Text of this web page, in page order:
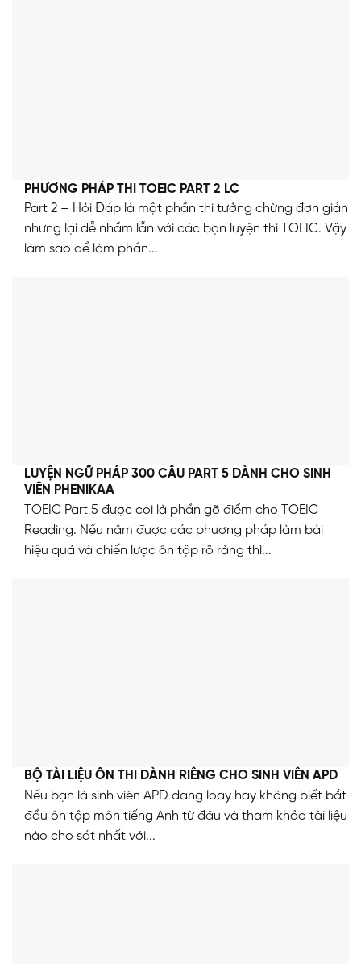
PHƯƠNG PHÁP THI TOEIC PART 2 LC
Part 2 – Hỏi Đáp là một phần thi tưởng chừng đơn giản
nhưng lại dễ nhầm lẫn với các bạn luyện thi TOEIC. Vậy
làm sao để làm phần...
LUYỆN NGỮ PHÁP 300 CÂU PART 5 DÀNH CHO SINH
VIÊN PHENIKAA
TOEIC Part 5 được coi là phần gỡ điểm cho TOEIC
Reading. Nếu nắm được các phương pháp làm bài
hiệu quả và chiến lược ôn tập rõ ràng thì...
BỘ TÀI LIỆU ÔN THI DÀNH RIÊNG CHO SINH VIÊN APD
Nếu bạn là sinh viên APD đang loay hay không biết bắt
đầu ôn tập môn tiếng Anh từ đâu và tham khảo tài liệu
nào cho sát nhất với...